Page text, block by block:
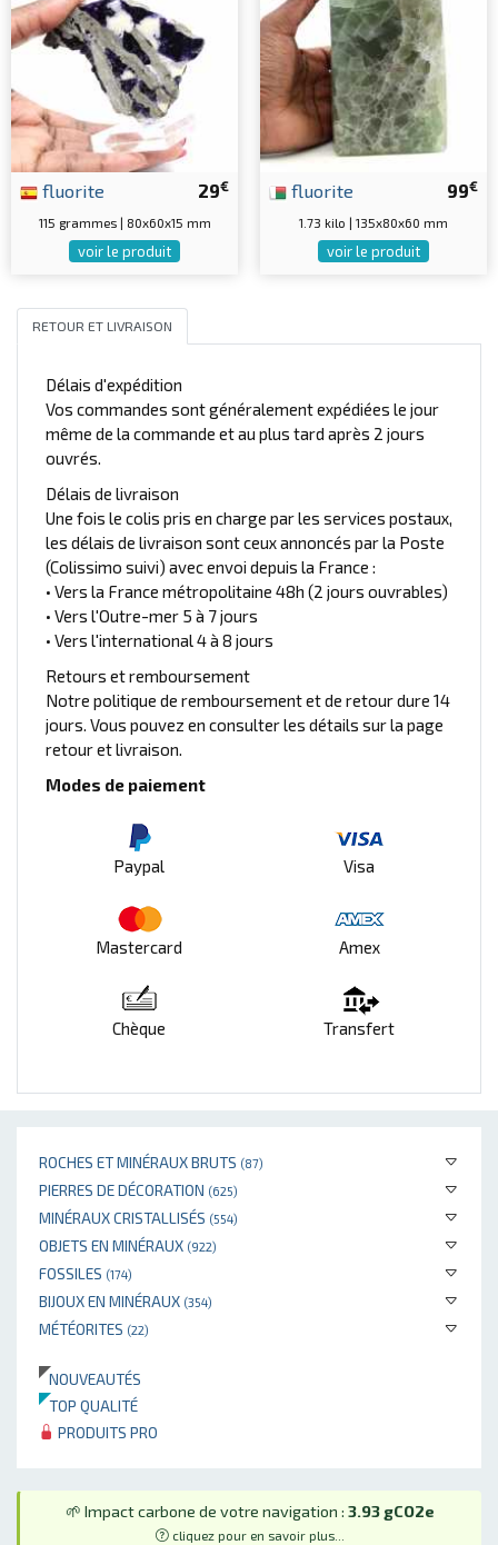
ROCHES ET MINÉRAUX BRUTS (87)
PIERRES DE DÉCORATION (625)
MINÉRAUX CRISTALLISÉS (554)
OBJETS EN MINÉRAUX (922)
FOSSILES (174)
BIJOUX EN MINÉRAUX (354)
MÉTÉORITES (22)
NOUVEAUTÉS
TOP QUALITÉ
PRODUITS PRO
🌱 Impact carbone de votre navigation : 3.93 gCO2e
cliquez pour en savoir plus...
29€
fluorite
115 grammes | 80x60x15 mm
voir le produit
99€
fluorite
1.73 kilo | 135x80x60 mm
voir le produit
RETOUR ET LIVRAISON
Délais d'expédition
Vos commandes sont généralement expédiées le jour
même de la commande et au plus tard après 2 jours
ouvrés.
Délais de livraison
Une fois le colis pris en charge par les services postaux,
les délais de livraison sont ceux annoncés par la Poste
(Colissimo suivi) avec envoi depuis la France :
• Vers la France métropolitaine 48h (2 jours ouvrables)
• Vers l'Outre-mer 5 à 7 jours
• Vers l'international 4 à 8 jours
Retours et remboursement
Notre politique de remboursement et de retour dure 14
jours. Vous pouvez en consulter les détails sur la page
retour et livraison.
Modes de paiement
Paypal Visa
Mastercard Amex
Chèque Transfert